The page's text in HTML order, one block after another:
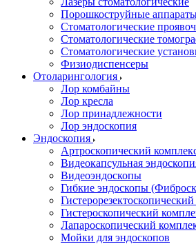
Порошкоструйные
Стоматологические
Стоматологические
Стоматологические
Физиодиспенсеры
Отоларингология
Лор комбайны
Лор кресла
Лор принадлежности
Лор эндоскопия
Эндоскопия
Артроскопический
Видеокапсульная
Видеоэндоскопы
Гибкие эндоскопы
Гистероскопический
Лапароскопический
Мойки для эндоскопов